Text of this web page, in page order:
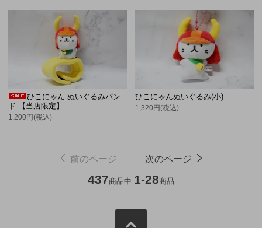
ひこにゃん ぬいぐるみバン
ド 【当店限定】
1,200円(税込)
ひこにゃんぬいぐるみ(小)
1,320円(税込)
前のページ 次のページ
437商品中 1-28商品